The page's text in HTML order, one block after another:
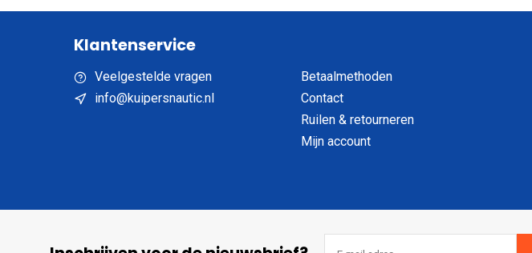
Klantenservice
Veelgestelde vragen
info@kuipersnautic.nl
Betaalmethoden
Contact
Ruilen & retourneren
Mijn account